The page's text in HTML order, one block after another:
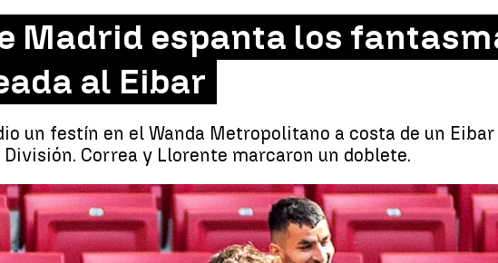
Madrid espanta los
al Eibar
un festín en el Wanda Metropolitano a costa de un
Correa y Llorente marcaron un doblete.